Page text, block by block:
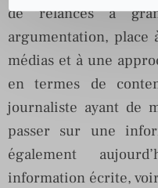
de relances à
argumentation, place
médias et à une
en termes de
journaliste ayant de
passer sur une
également
information écrite,